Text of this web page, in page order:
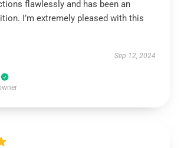
flawlessly and has been an
I’m extremely pleased with this
Sep 12, 2024